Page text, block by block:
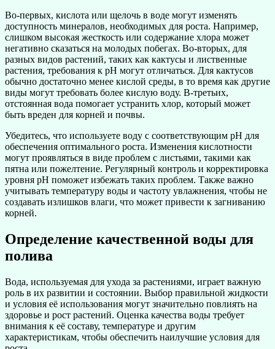
Во-первых, кислота или щелочь в воде могут изменять
доступность минералов, необходимых для роста. Например,
слишком высокая жесткость или содержание хлора может
негативно сказаться на молодых побегах. Во-вторых, для
разных видов растений, таких как кактусы и лиственные
растения, требования к pH могут отличаться. Для кактусов
обычно достаточно менее кислой среды, в то время как другие
виды могут требовать более кислую воду. В-третьих,
отстоянная вода помогает устранить хлор, который может
быть вреден для корней и почвы.
Убедитесь, что используете воду с соответствующим pH для
обеспечения оптимального роста. Изменения кислотности
могут проявляться в виде проблем с листьями, такими как
пятна или пожелтение. Регулярный контроль и корректировка
уровня pH поможет избежать таких проблем. Также важно
учитывать температуру воды и частоту увлажнения, чтобы не
создавать излишков влаги, что может привести к загниванию
корней.
Определение качественной воды для
полива
Вода, используемая для ухода за растениями, играет важную
роль в их развитии и состоянии. Выбор правильной жидкости
и условия её использования могут значительно повлиять на
здоровье и рост растений. Оценка качества воды требует
внимания к её составу, температуре и другим
характеристикам, чтобы обеспечить наилучшие условия для